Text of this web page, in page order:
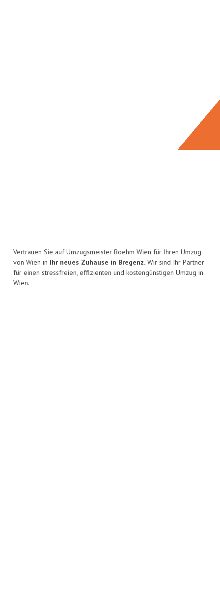
Vertrauen Sie auf Umzugsmeister Boehm Wien für Ihren Umzug
von Wien in Ihr neues Zuhause in Bregenz. Wir sind Ihr Partner
für einen stressfreien, effizienten und kostengünstigen Umzug in
Wien.